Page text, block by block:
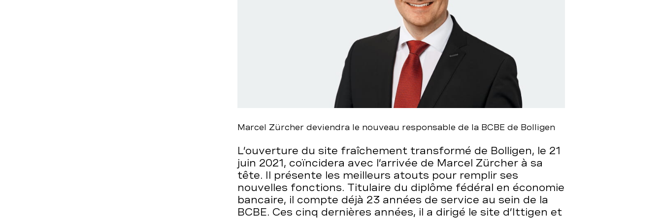
Marcel Zürcher deviendra le nouveau responsable de la BCBE de Bolligen
L’ouverture du site fraîchement transformé de Bolligen, le 21
juin 2021, coïncidera avec l’arrivée de Marcel Zürcher à sa
tête. Il présente les meilleurs atouts pour remplir ses
nouvelles fonctions. Titulaire du diplôme fédéral en économie
bancaire, il compte déjà 23 années de service au sein de la
BCBE. Ces cinq dernières années, il a dirigé le site d’Ittigen et